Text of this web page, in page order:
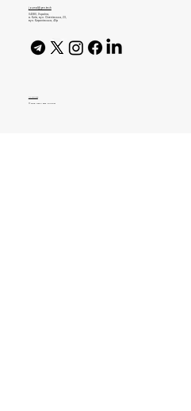
journal@gen.tech
04080, Україна,
м. Київ, вул. Оленівська, 23,​
вул. Кирилівська, 40р
AI Policy
© 2026 High Bar Journal